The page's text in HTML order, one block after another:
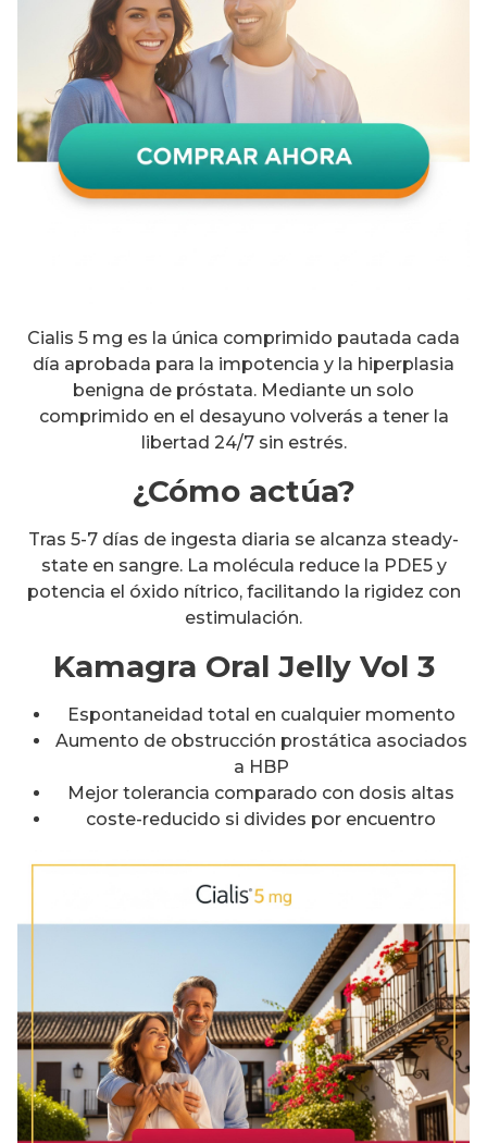
Cialis 5 mg es la única comprimido pautada cada
día aprobada para la impotencia y la hiperplasia
benigna de próstata. Mediante un solo
comprimido en el desayuno volverás a tener la
libertad 24/7 sin estrés.
¿Cómo actúa?
Tras 5-7 días de ingesta diaria se alcanza steady-
state en sangre. La molécula reduce la PDE5 y
potencia el óxido nítrico, facilitando la rigidez con
estimulación.
Kamagra Oral Jelly Vol 3
Espontaneidad total en cualquier momento
Aumento de obstrucción prostática asociados
a HBP
Mejor tolerancia comparado con dosis altas
coste-reducido si divides por encuentro